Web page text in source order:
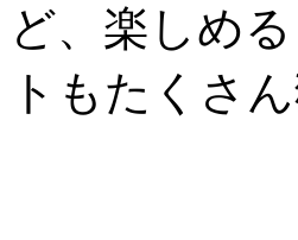
ど、楽しめ
トもたくさ